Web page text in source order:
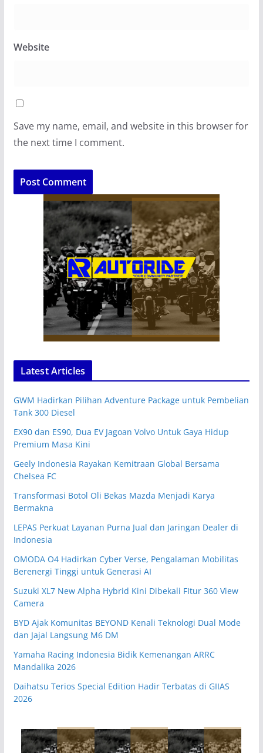
Website
Save my name, email, and website in this browser for
the next time I comment.
Latest Articles
GWM Hadirkan Pilihan Adventure Package untuk Pembelian
Tank 300 Diesel
EX90 dan ES90, Dua EV Jagoan Volvo Untuk Gaya Hidup
Premium Masa Kini
Geely Indonesia Rayakan Kemitraan Global Bersama
Chelsea FC
Transformasi Botol Oli Bekas Mazda Menjadi Karya
Bermakna
LEPAS Perkuat Layanan Purna Jual dan Jaringan Dealer di
Indonesia
OMODA O4 Hadirkan Cyber Verse, Pengalaman Mobilitas
Berenergi Tinggi untuk Generasi AI
Suzuki XL7 New Alpha Hybrid Kini Dibekali FItur 360 View
Camera
BYD Ajak Komunitas BEYOND Kenali Teknologi Dual Mode
dan Jajal Langsung M6 DM
Yamaha Racing Indonesia Bidik Kemenangan ARRC
Mandalika 2026
Daihatsu Terios Special Edition Hadir Terbatas di GIIAS
2026